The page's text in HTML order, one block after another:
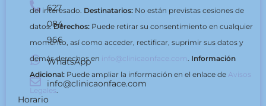
627
084
966
WhatsApp
info@clinicaonface.com
Horario
del interesado. Destinatarios: No están previstas cesiones de
datos.Derechos: Puede retirar su consentimiento en cualquier
momento, así como acceder, rectificar, suprimir sus datos y
demás derechos en info@clinicaonface.com. Información
Adicional: Puede ampliar la información en el enlace de Avisos
Legales.